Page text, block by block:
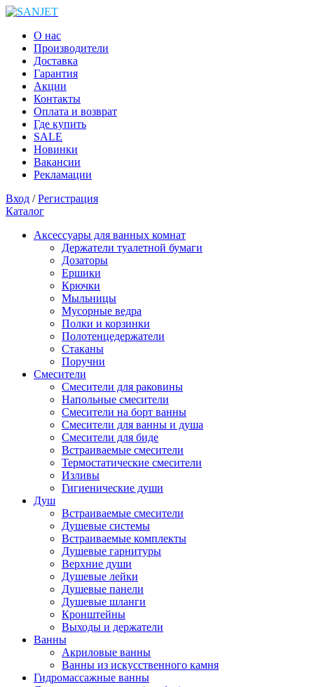
О нас
Производители
Доставка
Гарантия
Акции
Контакты
Оплата и возврат
Где купить
SALE
Новинки
Вакансии
Рекламации
Вход /Регистрация
Каталог
Аксессуары для ванных комнат
Держатели туалетной бумаги
Дозаторы
Ершики
Крючки
Мыльницы
Мусорные ведра
Полки и корзинки
Полотенцедержатели
Стаканы
Поручни
Смесители
Смесители для раковины
Напольные смесители
Смесители на борт ванны
Смесители для ванны и душа
Смесители для биде
Встраиваемые смесители
Термостатические смесители
Изливы
Гигиенические души
Душ
Встраиваемые смесители
Душевые системы
Встраиваемые комплекты
Душевые гарнитуры
Верхние души
Душевые лейки
Душевые панели
Душевые шланги
Кронштейны
Выходы и держатели
Ванны
Акриловые ванны
Ванны из искусственного камня
Гидромассажные ванны